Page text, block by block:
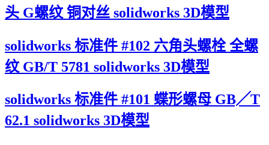
头 G螺纹 铜对丝 solidworks 3D模型
solidworks 标准件 #102 六角头螺栓 全螺
纹 GB/T 5781 solidworks 3D模型
solidworks 标准件 #101 蝶形螺母 GB╱T
62.1 solidworks 3D模型